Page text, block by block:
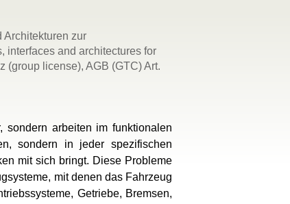
Architekturen zur
interfaces and architectures for
(group license), AGB (GTC) Art.
sondern arbeiten im funktionalen
sondern in jeder spezifischen
mit sich bringt. Diese Probleme
mit denen das Fahrzeug
Getriebe, Bremsen,